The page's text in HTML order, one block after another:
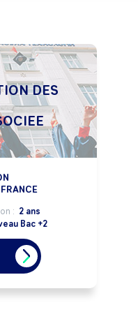
DES
: 2 ans
Bac +2